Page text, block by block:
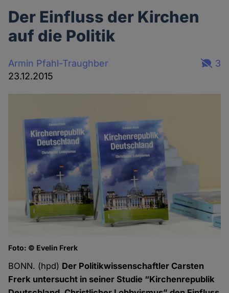
Der Einfluss der Kirchen
auf die Politik
Armin Pfahl-Traughber
23.12.2015
3
Foto: © Evelin Frerk
BONN. (hpd) Der Politikwissenschaftler Carsten
Frerk untersucht in seiner Studie “Kirchenrepublik